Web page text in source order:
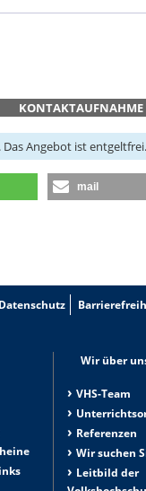
KONTAKTAUFNAHME
Angebot ist entgeltfrei.
mail
Datenschutz
Wir über
VHS-Team
Referenzen
Wir suchen
Leitbild der